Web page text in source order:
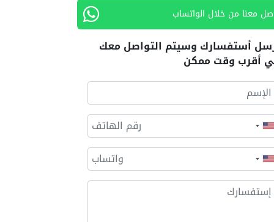
معنا من خلال الواتساب
أستفسارك وسيتم التواصل معك
أقرب وقت ممكن